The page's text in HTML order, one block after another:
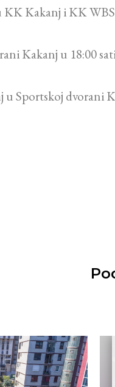
Kakanj i KK
Kakanj u 18:00
Sportskoj dvorani